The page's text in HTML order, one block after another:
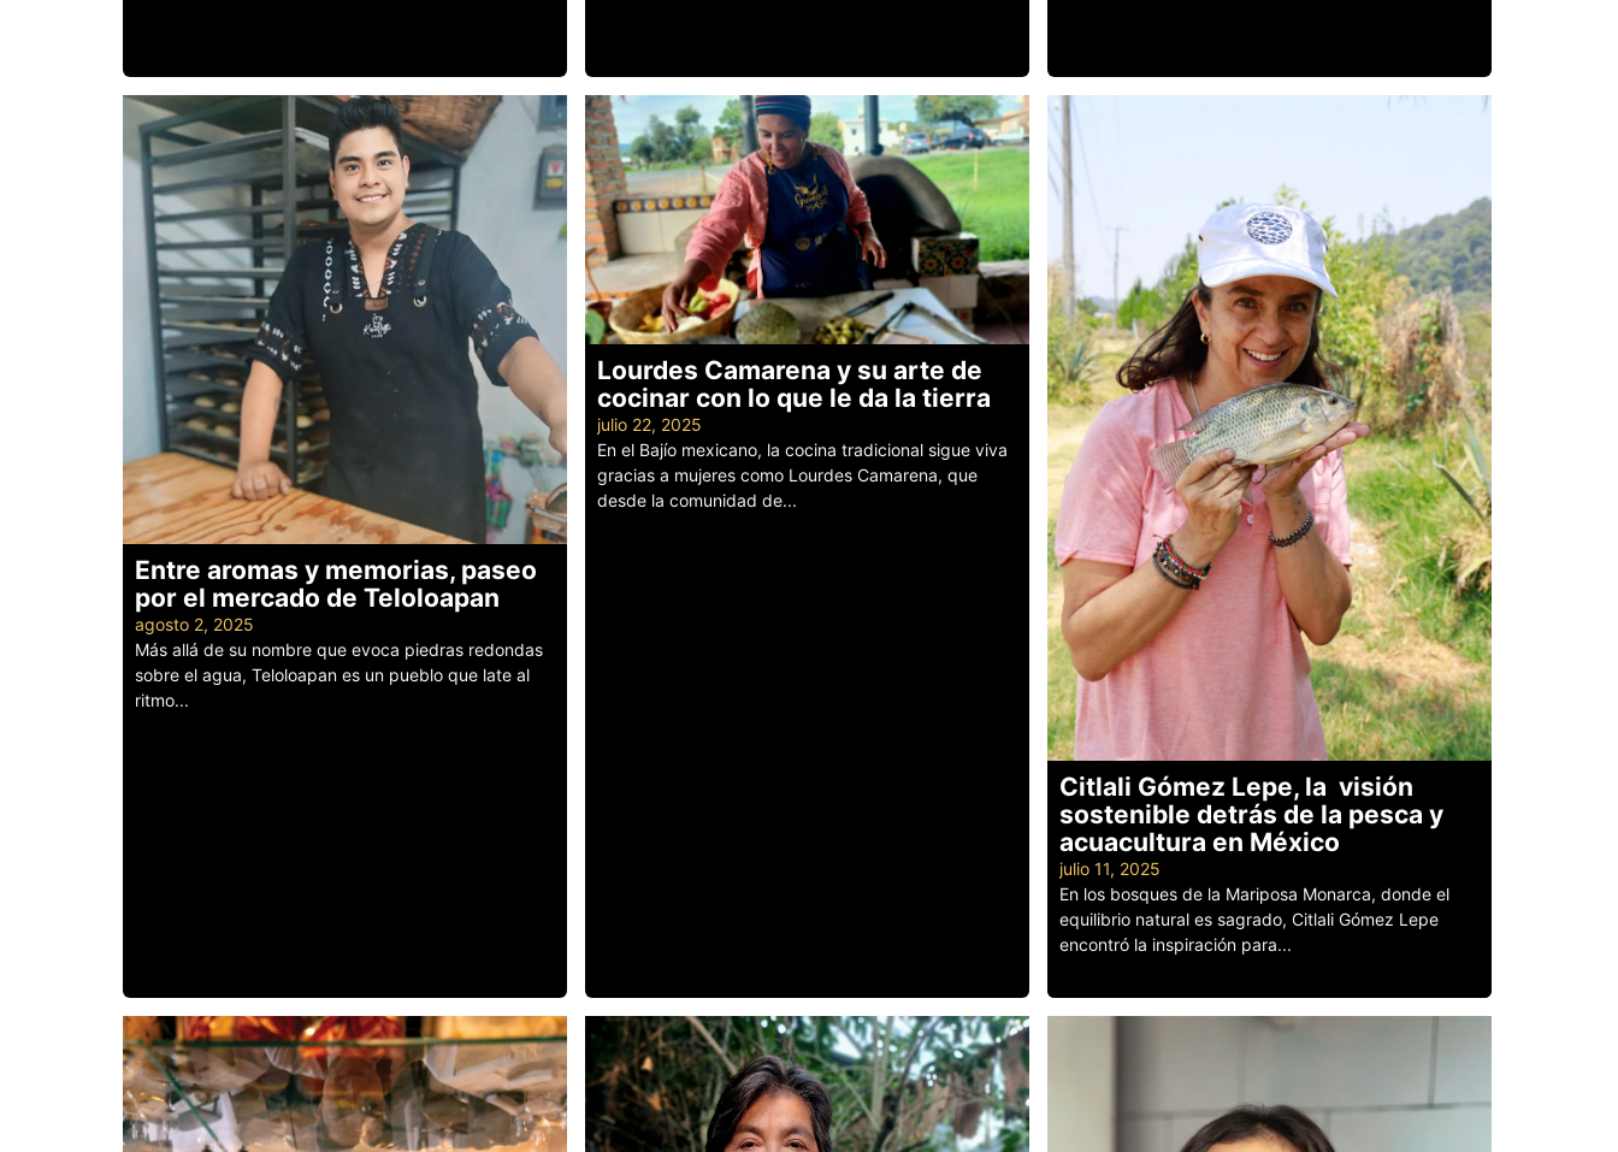
Entre aromas y memorias, paseo
por el mercado de Teloloapan
agosto 2, 2025
Más allá de su nombre que evoca piedras redondas
sobre el agua, Teloloapan es un pueblo que late al
ritmo...
Lourdes Camarena y su arte de
cocinar con lo que le da la tierra
julio 22, 2025
En el Bajío mexicano, la cocina tradicional sigue viva
gracias a mujeres como Lourdes Camarena, que
desde la comunidad de...
Citlali Gómez Lepe, la visión
sostenible detrás de la pesca y
acuacultura en México
julio 11, 2025
En los bosques de la Mariposa Monarca, donde el
equilibrio natural es sagrado, Citlali Gómez Lepe
encontró la inspiración para...